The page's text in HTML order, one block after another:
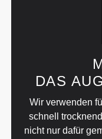
DAS
Wir verwenden
schnell
nicht nur dafür